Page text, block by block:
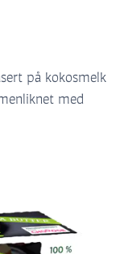
på kokosmelk
med